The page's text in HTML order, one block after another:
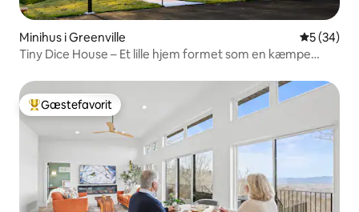
Minihus i Greenville 5 ud af 5 i
5 (34)
Tiny Dice House – Et lille hjem formet som en kæmpe
Bedste gæstefavorit
Gæstefavorit